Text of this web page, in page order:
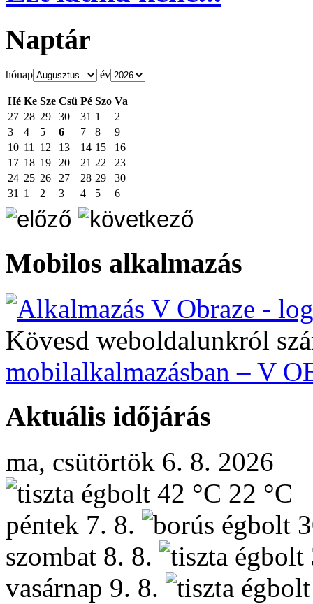
Naptár
hónap év
Hé Ke Sze Csü Pé Szo Va
27 28 29 30 31 1
2
3
4 5 6 7 8
9
10 11 12 13 14 15
16
17 18 19 20 21 22
23
24 25 26 27 28 29
30
31
1 2 3 4 5 6
Mobilos alkalmazás
Kövesd weboldalunkról
mobilalkalmazásban – V
Aktuális időjárás
ma, csütörtök 6. 8. 2026
42 °C 22 °C
péntek 7. 8.
szombat 8. 8.
vasárnap 9. 8.